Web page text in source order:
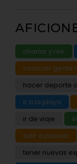
charlar y reir
conocer gente
hacer deporte
ir a la playa
ir de viaje
salir a pasear
tener nuevas